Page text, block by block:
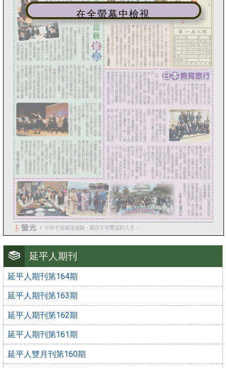
延平人期刊
延平人期刊第164期
延平人期刊第163期
延平人期刊第162期
延平人期刊第161期
延平人雙月刊第160期
在全螢幕中檢視